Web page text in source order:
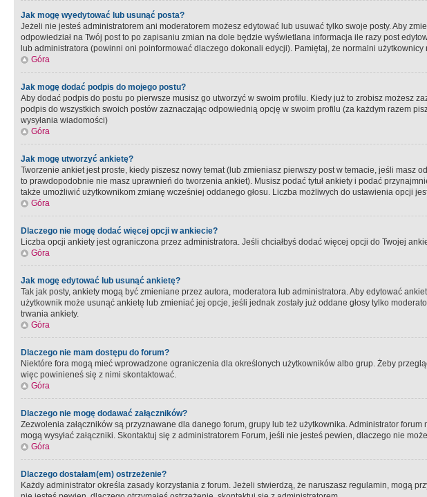
Jak mogę wyedytować lub usunąć posta?
Jeżeli nie jesteś administratorem ani moderatorem możesz edytować lub usuwać tylko swoje posty. Aby
odpowiedział na Twój post to po zapisaniu zmian na dole będzie wyświetlana informacja ile razy post
lub administratora (powinni oni poinformować dlaczego dokonali edycji). Pamiętaj, że normalni
Góra
Jak mogę dodać podpis do mojego postu?
Aby dodać podpis do postu po pierwsze musisz go utworzyć w swoim profilu. Kiedy już to zrobisz możesz
podpis do wszystkich swoich postów zaznaczając odpowiednią opcję w swoim profilu (za każdym razem
wysyłania wiadomości)
Góra
Jak mogę utworzyć ankietę?
Tworzenie ankiet jest proste, kiedy piszesz nowy temat (lub zmieniasz pierwszy post w temacie, jeśli masz
to prawdopodobnie nie masz uprawnień do tworzenia ankiet). Musisz podać tytuł ankiety i podać
także umożliwić użytkownikom zmianę wcześniej oddanego głosu. Liczba możliwych do ustawienia opcji
Góra
Dlaczego nie mogę dodać więcej opcji w ankiecie?
Liczba opcji ankiety jest ograniczona przez administratora. Jeśli chciałbyś dodać więcej opcji do Twojej
Góra
Jak mogę edytować lub usunąć ankietę?
Tak jak posty, ankiety mogą być zmieniane przez autora, moderatora lub administratora. Aby edytować
użytkownik może usunąć ankietę lub zmieniać jej opcje, jeśli jednak zostały już oddane głosy tylko
trwania ankiety.
Góra
Dlaczego nie mam dostępu do forum?
Niektóre fora mogą mieć wprowadzone ograniczenia dla określonych użytkowników albo grup. Żeby
więc powinieneś się z nimi skontaktować.
Góra
Dlaczego nie mogę dodawać załączników?
Zezwolenia załączników są przyznawane dla danego forum, grupy lub też użytkownika. Administrator
mogą wysyłać załączniki. Skontaktuj się z administratorem Forum, jeśli nie jesteś pewien, dlaczego nie
Góra
Dlaczego dostałam(em) ostrzeżenie?
Każdy administrator określa zasady korzystania z forum. Jeżeli stwierdzą, że naruszasz regulamin, mogą